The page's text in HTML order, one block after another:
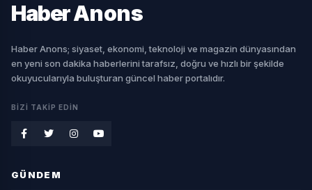
HaberAnons
Haber Anons; siyaset, ekonomi, teknoloji ve magazin dünyasından
en yeni son dakika haberlerini tarafsız, doğru ve hızlı bir şekilde
okuyucularıyla buluşturan güncel haber portalıdır.
BIZI TAKIP EDIN
GÜNDEM